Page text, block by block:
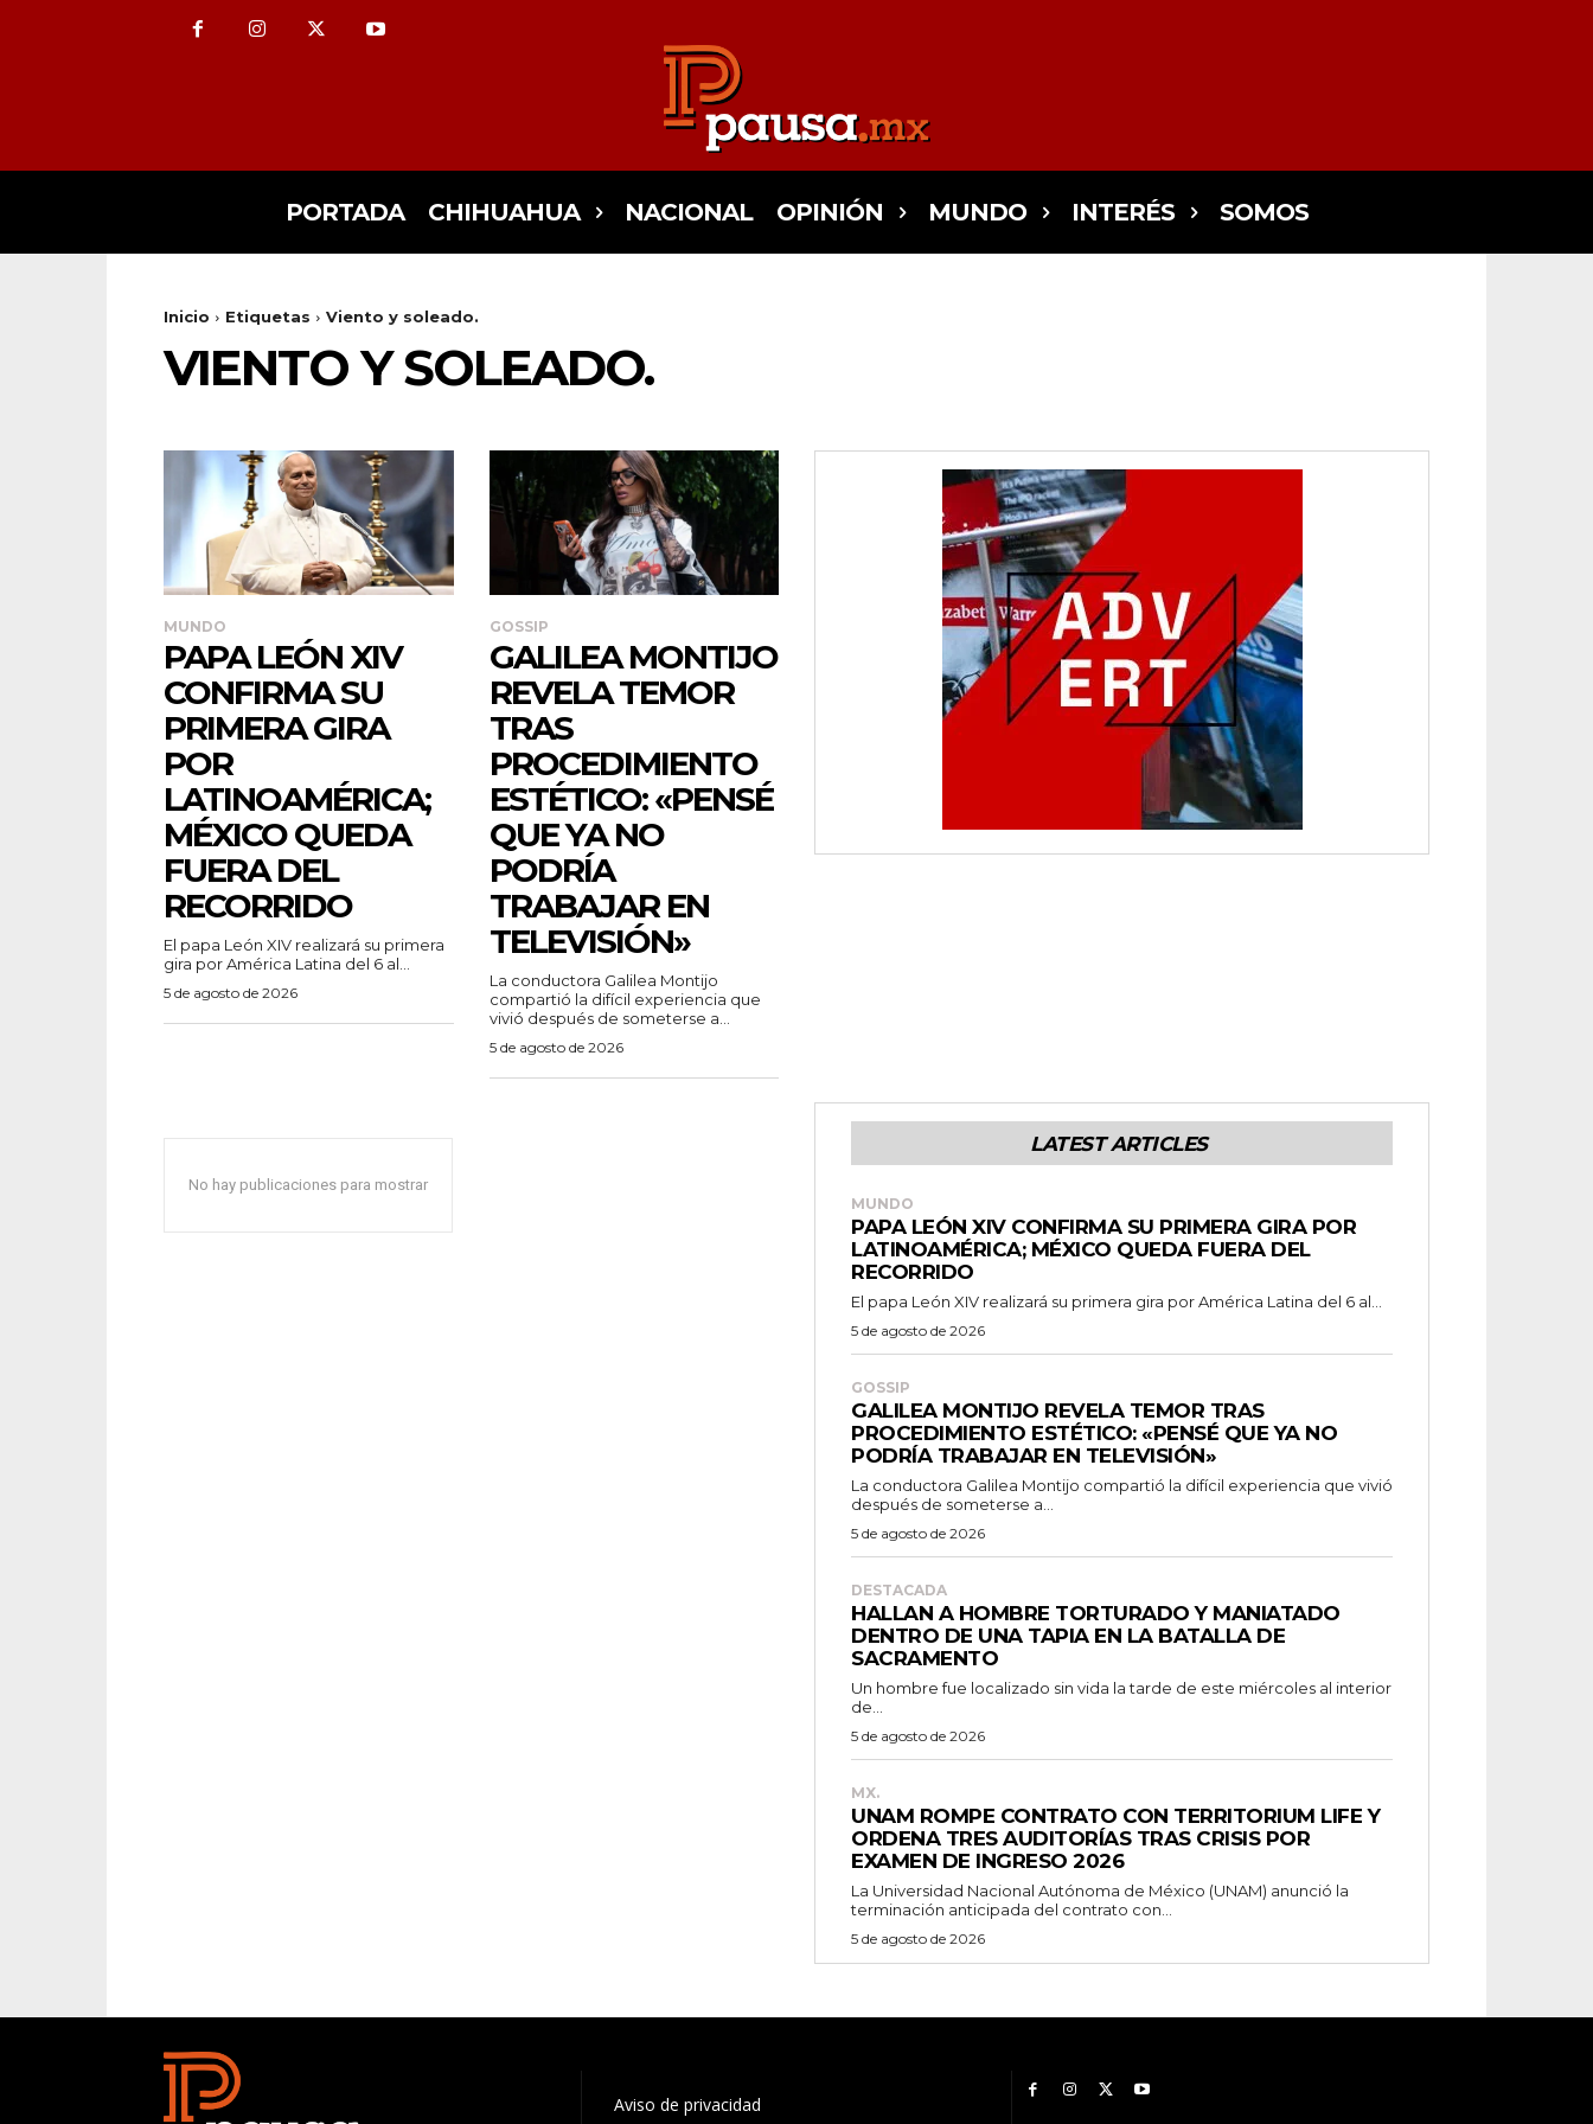
PORTADA CHIHUAHUA NACIONAL OPINIÓN MUNDO INTERÉS SOMOS
Inicio Etiquetas Viento y soleado.
VIENTO Y SOLEADO.
MUNDO
PAPA LEÓN XIV
CONFIRMA SU
PRIMERA GIRA
POR
LATINOAMÉRICA;
MÉXICO QUEDA
FUERA DEL
RECORRIDO
El papa León XIV realizará su primera
gira por América Latina del 6 al...
5 de agosto de 2026
GOSSIP
GALILEA MONTIJO
REVELA TEMOR
TRAS
PROCEDIMIENTO
ESTÉTICO: «PENSÉ
QUE YA NO
PODRÍA
TRABAJAR EN
TELEVISIÓN»
La conductora Galilea Montijo
compartió la difícil experiencia que
vivió después de someterse a...
5 de agosto de 2026
No hay publicaciones para mostrar
LATEST ARTICLES
MUNDO
PAPA LEÓN XIV CONFIRMA SU PRIMERA GIRA POR
LATINOAMÉRICA; MÉXICO QUEDA FUERA DEL
RECORRIDO
El papa León XIV realizará su primera gira por América Latina del 6 al...
5 de agosto de 2026
GOSSIP
GALILEA MONTIJO REVELA TEMOR TRAS
PROCEDIMIENTO ESTÉTICO: «PENSÉ QUE YA NO
PODRÍA TRABAJAR EN TELEVISIÓN»
La conductora Galilea Montijo compartió la difícil experiencia que vivió
después de someterse a...
5 de agosto de 2026
DESTACADA
HALLAN A HOMBRE TORTURADO Y MANIATADO
DENTRO DE UNA TAPIA EN LA BATALLA DE
SACRAMENTO
Un hombre fue localizado sin vida la tarde de este miércoles al interior
de...
5 de agosto de 2026
MX.
UNAM ROMPE CONTRATO CON TERRITORIUM LIFE Y
ORDENA TRES AUDITORÍAS TRAS CRISIS POR
EXAMEN DE INGRESO 2026
La Universidad Nacional Autónoma de México (UNAM) anunció la
terminación anticipada del contrato con...
5 de agosto de 2026
Aviso de privacidad